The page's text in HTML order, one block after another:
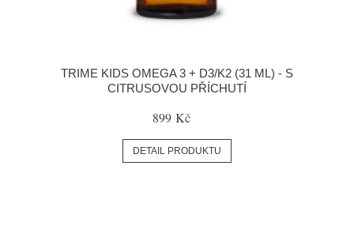
TRIME KIDS OMEGA 3 + D3/K2 (31 ML) - S
CITRUSOVOU PŘÍCHUTÍ
899 Kč
DETAIL PRODUKTU